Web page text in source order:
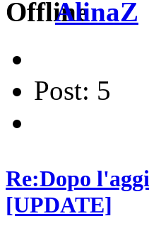
AlinaZ
Post: 5
Re:Dopo
[UPDATE]